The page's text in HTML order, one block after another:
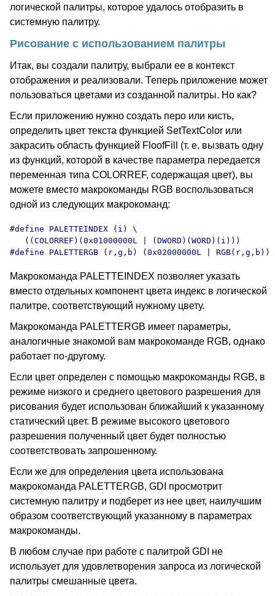
логической палитры, которое удалось отобразить в
системную палитру.
Рисование с использованием палитры
Итак, вы создали палитру, выбрали ее в контекст
отображения и реализовали. Теперь приложение может
пользоваться цветами из созданной палитры. Но как?
Если приложению нужно создать перо или кисть,
определить цвет текста функцией SetTextColor или
закрасить область функцией FloofFill (т. е. вызвать одну
из функций, которой в качестве параметра передается
переменная типа COLORREF, содержащая цвет), вы
можете вместо макрокоманды RGB воспользоваться
одной из следующих макрокоманд:
#define PALETTEINDEX (i) \
   ((COLORREF)(0x01000000L | (DWORD)(WORD)(i)))
#define PALETTERGB (r,g,b) (0x02000000L | RGB(r,g,b))
Макрокоманда PALETTEINDEX позволяет указать
вместо отдельных компонент цвета индекс в логической
палитре, соответствующий нужному цвету.
Макрокоманда PALETTERGB имеет параметры,
аналогичные знакомой вам макрокоманде RGB, однако
работает по-другому.
Если цвет определен с помощью макрокоманды RGB, в
режиме низкого и среднего цветового разрешения для
рисования будет использован ближайший к указанному
статический цвет. В режиме высокого цветового
разрешения полученный цвет будет полностью
соответствовать запрошенному.
Если же для определения цвета использована
макрокоманда PALETTERGB, GDI просмотрит
системную палитру и подберет из нее цвет, наилучшим
образом соответствующий указанному в параметрах
макрокоманды.
В любом случае при работе с палитрой GDI не
использует для удовлетворения запроса из логической
палитры смешанные цвета.